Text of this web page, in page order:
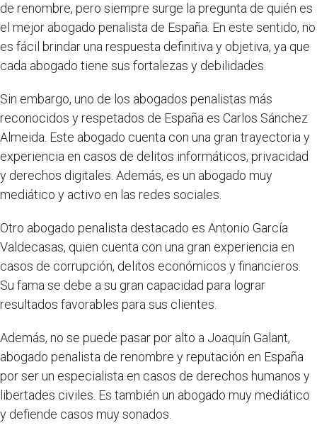
de renombre, pero siempre surge la pregunta de quién es
el mejor abogado penalista de España. En este sentido, no
es fácil brindar una respuesta definitiva y objetiva, ya que
cada abogado tiene sus fortalezas y debilidades.
Sin embargo, uno de los abogados penalistas más
reconocidos y respetados de España es Carlos Sánchez
Almeida. Este abogado cuenta con una gran trayectoria y
experiencia en casos de delitos informáticos, privacidad
y derechos digitales. Además, es un abogado muy
mediático y activo en las redes sociales.
Otro abogado penalista destacado es Antonio García
Valdecasas, quien cuenta con una gran experiencia en
casos de corrupción, delitos económicos y financieros.
Su fama se debe a su gran capacidad para lograr
resultados favorables para sus clientes.
Además, no se puede pasar por alto a Joaquín Galant,
abogado penalista de renombre y reputación en España
por ser un especialista en casos de derechos humanos y
libertades civiles. Es también un abogado muy mediático
y defiende casos muy sonados.